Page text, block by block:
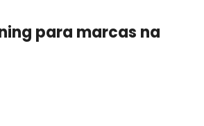
para marcas na